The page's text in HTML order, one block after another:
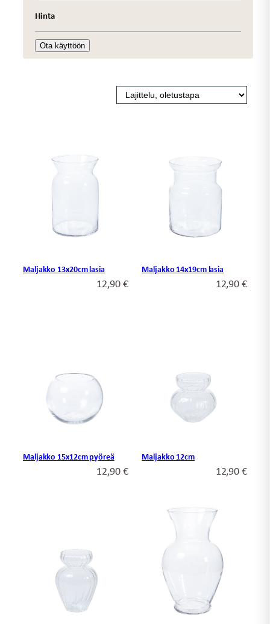
Hinta
Ota käyttöön
Maljakko 13x20cm lasia
12,90€
Maljakko 14x19cm lasia
12,90€
Maljakko 15x12cm pyöreä
12,90€
Maljakko 12cm
12,90€